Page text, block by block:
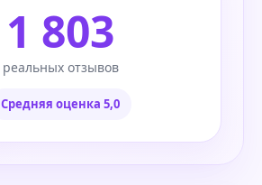
1 803
реальных отзывов
Средняя оценка 5,0